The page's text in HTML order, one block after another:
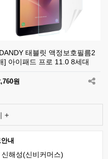
태블릿 액정보호필름2
] 아이패드 프로 11.0 8세대
원
+
내
해성(신비커머스)